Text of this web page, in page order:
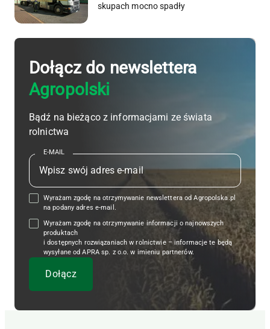
skupach mocno spadły
Dołącz do newslettera
Agropolski
Bądź na bieżąco z informacjami ze świata
rolnictwa
E-MAIL
Wyrażam zgodę na otrzymywanie newslettera od Agropolska.pl
na podany adres e-mail.
Wyrażam zgodę na otrzymywanie informacji o najnowszych
produktach
i dostępnych rozwiązaniach w rolnictwie – informacje te będą
wysyłane od APRA sp. z o.o. w imieniu partnerów.